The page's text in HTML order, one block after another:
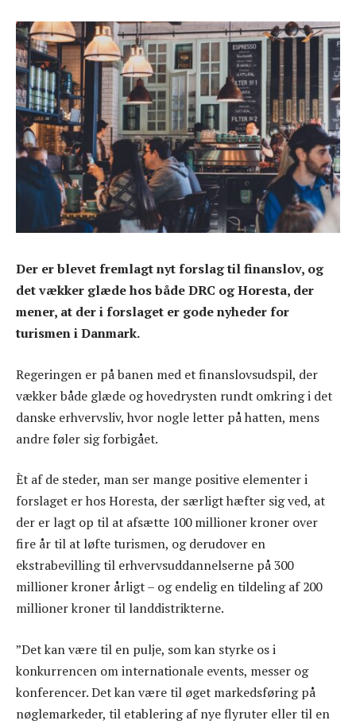
Der er blevet fremlagt nyt forslag til finanslov, og
det vækker glæde hos både DRC og Horesta, der
mener, at der i forslaget er gode nyheder for
turismen i Danmark.
Regeringen er på banen med et finanslovsudspil, der
vækker både glæde og hovedrysten rundt omkring i det
danske erhvervsliv, hvor nogle letter på hatten, mens
andre føler sig forbigået.
Èt af de steder, man ser mange positive elementer i
forslaget er hos Horesta, der særligt hæfter sig ved, at
der er lagt op til at afsætte 100 millioner kroner over
fire år til at løfte turismen, og derudover en
ekstrabevilling til erhvervsuddannelserne på 300
millioner kroner årligt – og endelig en tildeling af 200
millioner kroner til landdistrikterne.
”Det kan være til en pulje, som kan styrke os i
konkurrencen om internationale events, messer og
konferencer. Det kan være til øget markedsføring på
nøglemarkeder, til etablering af nye flyruter eller til en